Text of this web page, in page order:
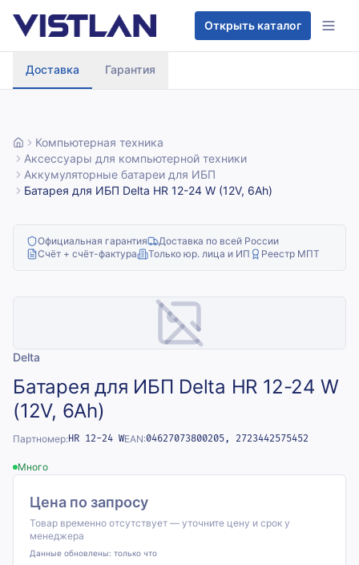
Открыть каталог
Доставка Гарантия
Компьютерная техника
Аксессуары для компьютерной техники
Аккумуляторные батареи для ИБП
Батарея для ИБП Delta HR 12-24 W (12V, 6Ah)
Официальная гарантия
Доставка по всей России
Счёт + счёт-фактура
Только юр. лица и ИП Реестр МПТ
Delta
Батарея для ИБП Delta HR 12-24 W
(12V, 6Ah)
Партномер:HR 12-24 WEAN:04627073800205, 2723442575452
Много
Цена по запросу
Товар временно отсутствует — уточните цену и срок у
менеджера
Данные обновлены: только что